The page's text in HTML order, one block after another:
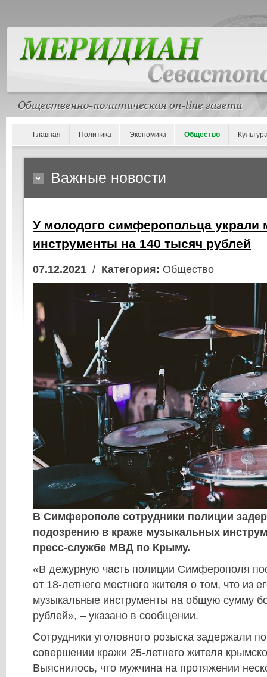
Главная Политика Экономика Общество
Важные новости
У молодого симферопольца украли
инструменты на 140 тысяч рублей
07.12.2021 / Категория: Общество
В Симферополе сотрудники полиции
подозрению в краже музыкальных
пресс-службе МВД по Крыму.
«В дежурную часть полиции Симферополя
от 18-летнего местного жителя о том, что из
музыкальные инструменты на общую сумму
рублей», – указано в сообщении.
Сотрудники уголовного розыска задержали
совершении кражи 25-летнего жителя
Выяснилось, что мужчина на протяжении